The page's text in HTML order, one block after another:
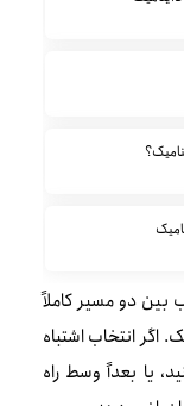
بین دو مسیر کاملاً
اگر انتخاب اشتباه
یا بعداً وسط راه